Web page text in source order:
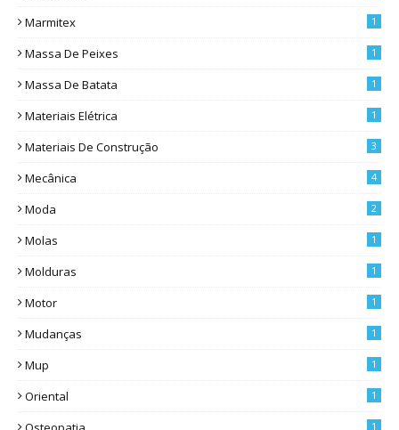
Marmitex 1
Massa De Peixes 1
Massa De Batata 1
Materiais Elétrica 1
Materiais De Construção 3
Mecânica 4
Moda 2
Molas 1
Molduras 1
Motor 1
Mudanças 1
Mup 1
Oriental 1
1